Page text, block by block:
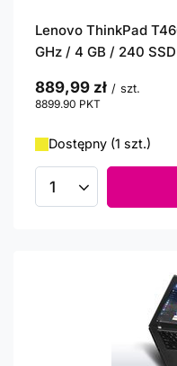
Lenovo ThinkPad
GHz / 4 GB / 240
889,99 zł / szt.
8899.90 PKT
Dostępny (1 szt.)
Ilość produktów